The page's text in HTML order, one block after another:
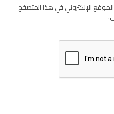
الإلكتروني في هذا المتصفح